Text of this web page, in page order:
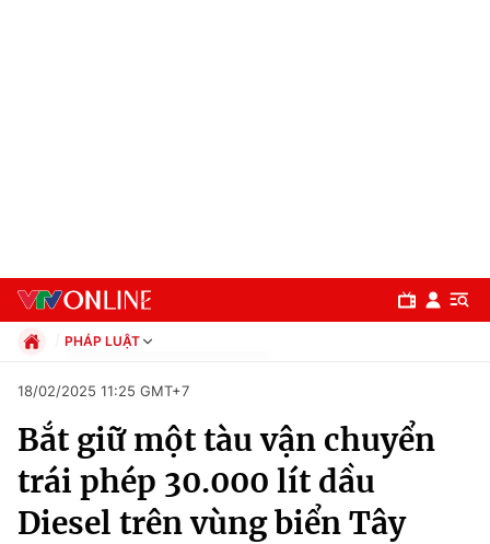
Chuyên mục
Chính trị
PHÁP LUẬT
Xã hội
Pháp luật
Kinh tế
Thể thao
Truyền hình
18/02/2025 11:25 GMT+7
Bắt giữ một tàu vận chuyển
trái phép 30.000 lít dầu
Diesel trên vùng biển Tây